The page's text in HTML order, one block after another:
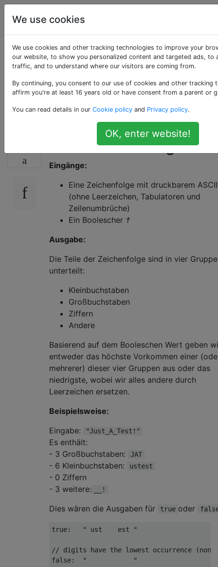
Programmierrätsel
& Code Golf
Höchste oder
niedrigste
Vorkommen?
Herausforderung:
Eingänge:
Eine Zeichenfolge mit druckbarem ASCII
(ohne Leerzeichen, Tabulatoren und
Zeilenumbrüche)
Ein Boolescher †
Ausgabe:
Die Teile der Zeichenfolge sind in vier
unterteilt:
Kleinbuchstaben
Großbuchstaben
Ziffern
Andere
Basierend auf dem Booleschen Wert geben
entweder das höchste Vorkommen einer
mehrerer) dieser vier Gruppen aus oder das
niedrigste, wobei wir alles andere durch
Leerzeichen ersetzen.
Beispielsweise:
Eingabe:
"Just_A_Test!"
Es enthält:
- 3 Großbuchstaben:
JAT
- 6 Kleinbuchstaben: ustest
- 0 Ziffern
- 3 weitere:
__!
Dies wären die Ausgaben für true oder
true:   " ust    est "
// digits have the lowest occurrence
We use cookies
We use cookies and other tracking technologies to improve your
our website, to show you personalized content and targeted ads, to
traffic, and to understand where our visitors are coming from.
By continuing, you consent to our use of cookies and other tracking
affirm you're at least 16 years old or have consent from a parent or
You can read details in our Cookie policy and Privacy policy.
OK, enter website!